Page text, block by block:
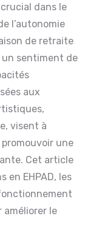
dans le
l’autonomie
de retraite
sentiment de
aux
visent à
une
Cet article
en EHPAD, les
améliorer le